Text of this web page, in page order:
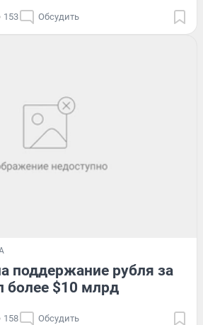
153 Обсудить
поддержание рубля за
более $10 млрд
158 Обсудить